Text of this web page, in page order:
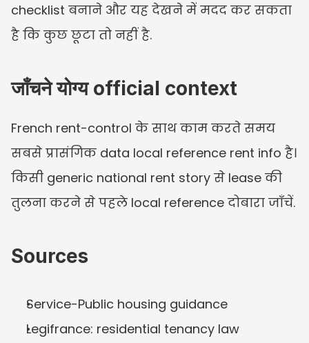
checklist बनाने और यह देखने में मदद कर सकता
है कि कुछ छूटा तो नहीं है.
जाँचने योग्य official context
French rent-control के साथ काम करते समय
सबसे प्रासंगिक data local reference rent info है।
किसी generic national rent story से lease की
तुलना करने से पहले local reference दोबारा जाँचें.
Sources
Service-Public housing guidance
Legifrance: residential tenancy law